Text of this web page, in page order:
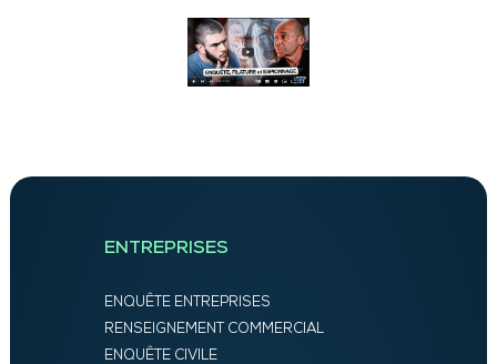
ENTREPRISES
ENQUÊTE ENTREPRISES
RENSEIGNEMENT COMMERCIAL
ENQUÊTE CIVILE